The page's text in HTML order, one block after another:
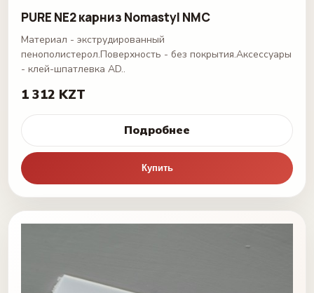
PURE NE2 карниз Nomastyl NMC
Материал - экструдированный
пенополистерол.Поверхность - без покрытия.Аксессуары
- клей-шпатлевка AD..
1 312 KZT
Подробнее
Купить